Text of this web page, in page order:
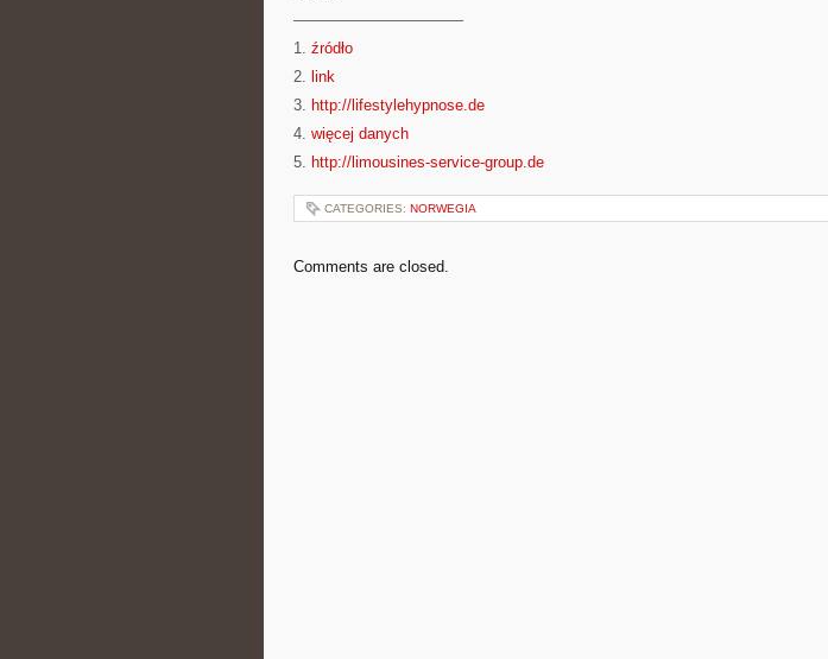
———————————
1. źródło
2. link
3. http://lifestylehypnose.de
4. więcej danych
5. http://limousines-service-group.de
CATEGORIES: NORWEGIA
Comments are closed.